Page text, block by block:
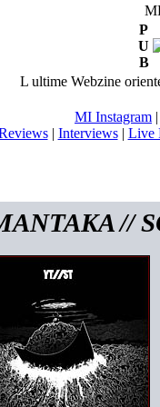
P
U
B
L ultime Webzine
MI Instagram
| Interviews| Live
//